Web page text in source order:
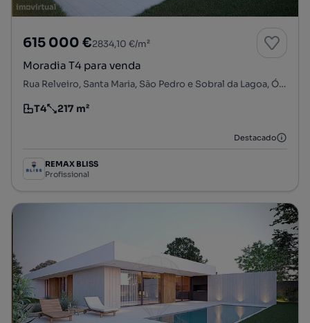
615 000 €2834,10 €/m²
Moradia T4 para venda
Rua Relveiro, Santa Maria, São Pedro e Sobral da Lagoa, Óbidos, Leiria
Tipologia
T4
Preço por metro quadrado
217 m²
Destacado
REMAX BLISS
Profissional